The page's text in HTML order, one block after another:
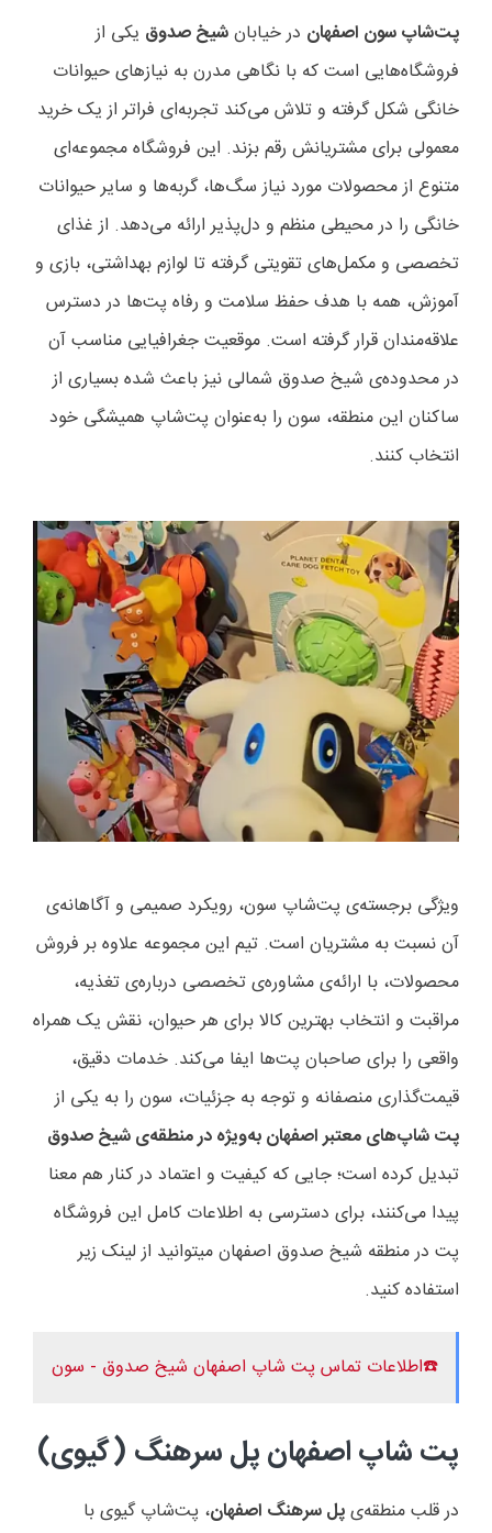
پت‌شاپ سون اصفهان در خیابانشیخ صدوق یکی از
فروشگاه‌هایی است که با نگاهی مدرن به نیازهای حیوانات
خانگی شکل گرفته و تلاش می‌کند تجربه‌ای فراتر از یک خرید
معمولی برای مشتریانش رقم بزند. این فروشگاه مجموعه‌ای
متنوع از محصولات مورد نیاز سگ‌ها، گربه‌ها و سایر حیوانات
خانگی را در محیطی منظم و دل‌پذیر ارائه می‌دهد. از غذای
تخصصی و مکمل‌های تقویتی گرفته تا لوازم بهداشتی، بازی و
آموزش، همه با هدف حفظ سلامت و رفاه پت‌ها در دسترس
علاقه‌مندان قرار گرفته است. موقعیت جغرافیایی مناسب آن
در محدوده‌ی شیخ صدوق شمالی نیز باعث شده بسیاری از
ساکنان این منطقه، سون را به‌عنوان پت‌شاپ همیشگی خود
انتخاب کنند.
ویژگی برجسته‌ی پت‌شاپ سون، رویکرد صمیمی و آگاهانه‌ی
آن نسبت به مشتریان است. تیم این مجموعه علاوه بر فروش
محصولات، با ارائه‌ی مشاوره‌ی تخصصی درباره‌ی تغذیه،
مراقبت و انتخاب بهترین کالا برای هر حیوان، نقش یک همراه
واقعی را برای صاحبان پت‌ها ایفا می‌کند. خدمات دقیق،
قیمت‌گذاری منصفانه و توجه به جزئیات، سون را به یکی از
پت شاپ‌های معتبر اصفهان به‌ویژه در منطقه‌ی شیخ صدوق
تبدیل کرده است؛ جایی که کیفیت و اعتماد در کنار هم معنا
پیدا می‌کنند، برای دسترسی به اطلاعات کامل این فروشگاه
پت در منطقه شیخ صدوق اصفهان میتوانید از لینک زیر
استفاده کنید.
☎️اطلاعات تماس پت شاپ اصفهان شیخ صدوق - سون
پت شاپ اصفهان پل سرهنگ (گیوی)
در قلب منطقه‌یپل سرهنگ اصفهان، پت‌شاپ گیوی با